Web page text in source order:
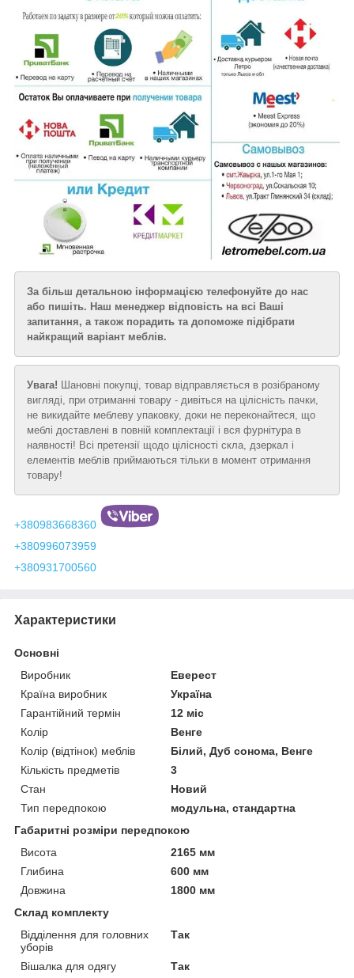
За більш детальною інформацією телефонуйте до нас
або пишіть. Наш менеджер відповість на всі Ваші
запитання, а також порадить та допоможе підібрати
найкращий варіант меблів.
Увага! Шановні покупці, товар відправляється в розібраному
вигляді, при отриманні товару - дивіться на цілісність пачки,
не викидайте меблеву упаковку, доки не переконайтеся, що
меблі доставлені в повній комплектації і вся фурнітура в
наявності! Всі претензії щодо цілісності скла, дзеркал і
елементів меблів приймаються тільки в момент отримання
товару!
+380983668360
+380996073959
+380931700560
Характеристики
Основні
Виробник
Еверест
Країна виробник
Україна
Гарантійний термін
12 міс
Колір
Венге
Колір (відтінок) меблів
Білий, Дуб сонома, Венге
Кількість предметів
3
Стан
Новий
Тип передпокою
модульна, стандартна
Габаритні розміри передпокою
Висота
2165 мм
Глибина
600 мм
Довжина
1800 мм
Склад комплекту
Відділення для головних
уборів
Так
Вішалка для одягу
Так